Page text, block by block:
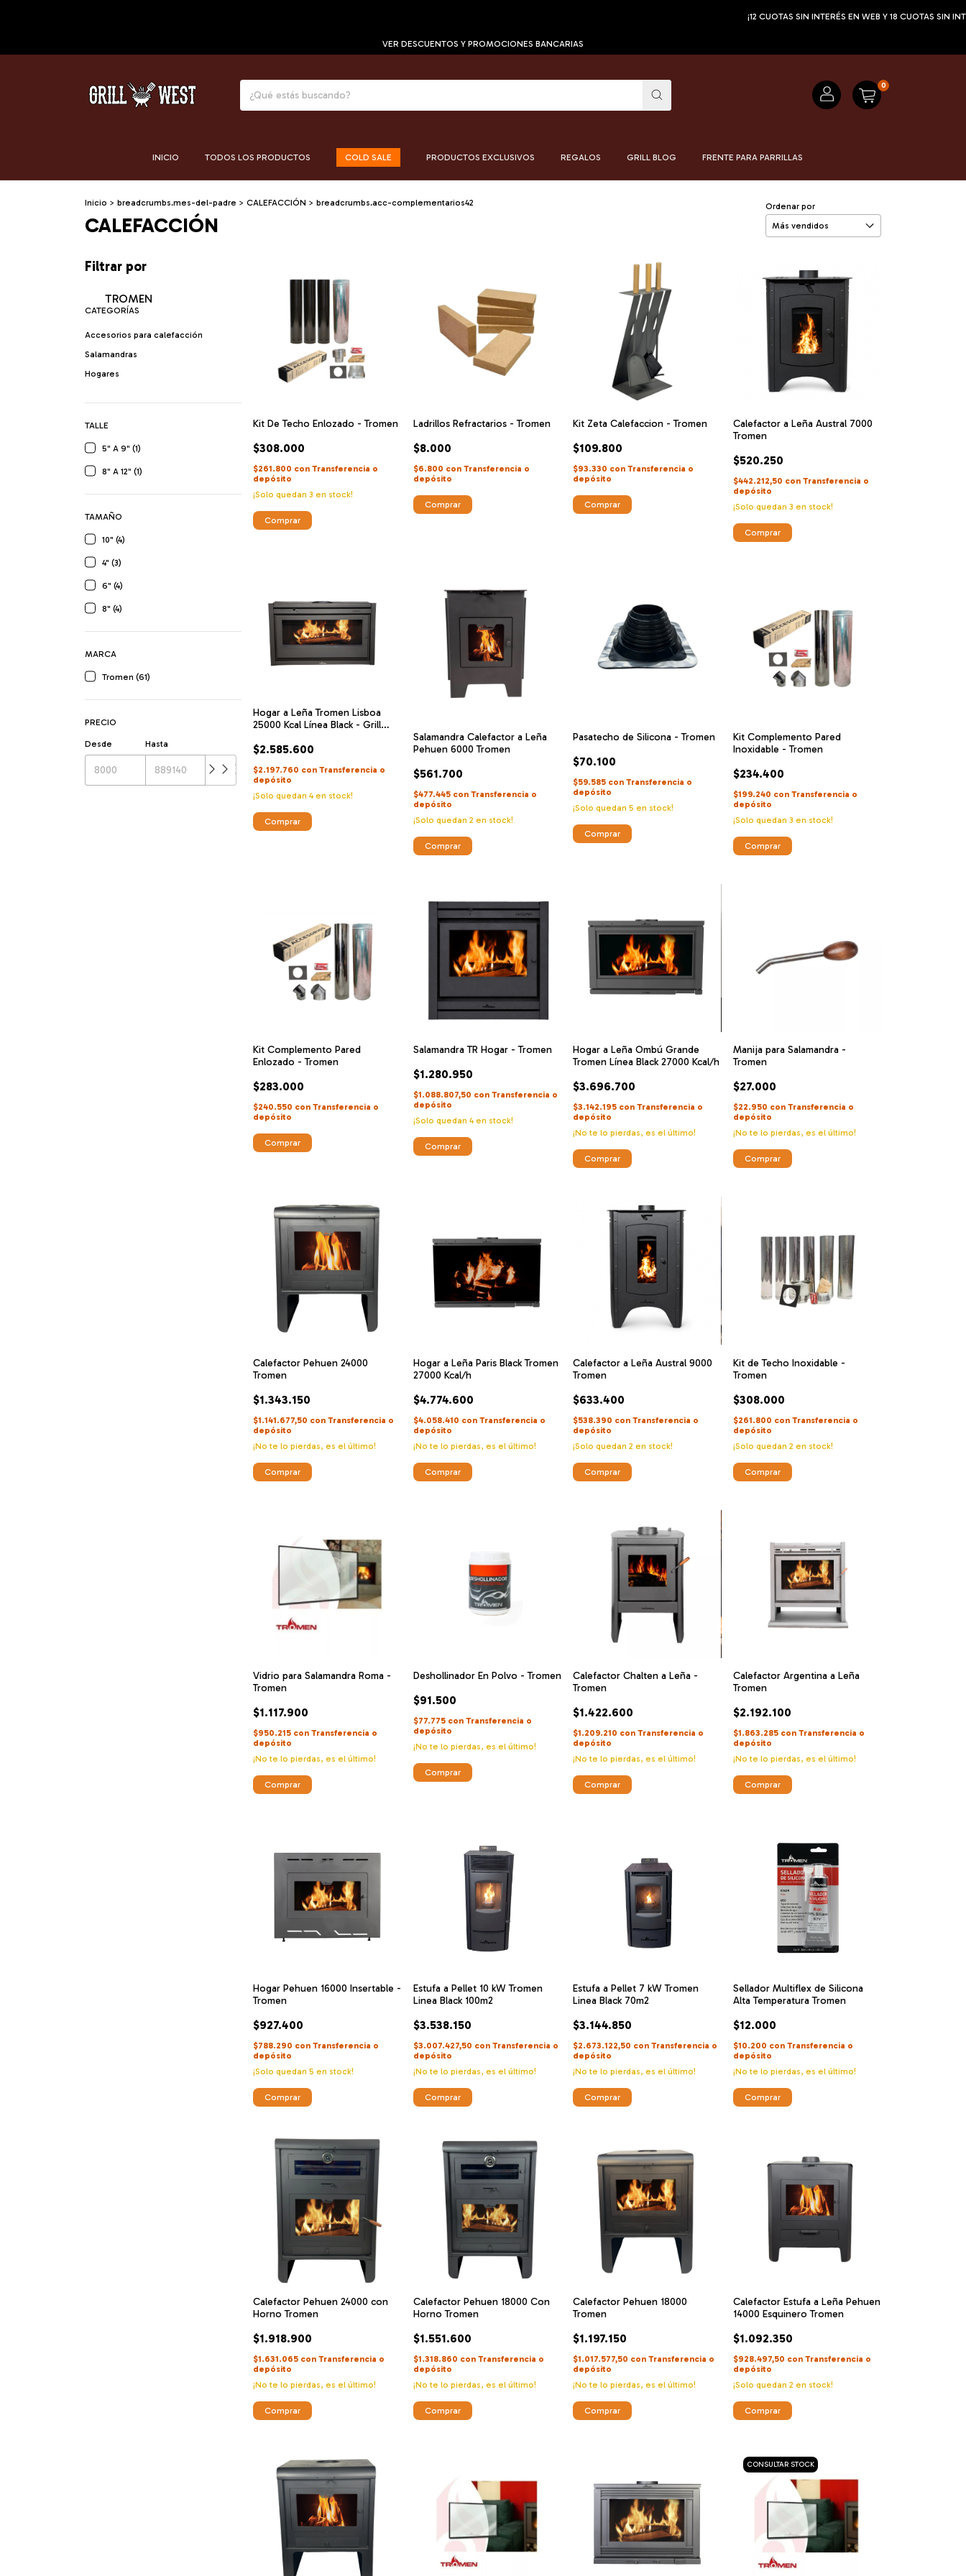
¡12 CUOTAS SIN INTERÉS EN WEB Y 18 CUOTAS SIN INTERÉS EN TIENDA!
VER DESCUENTOS Y PROMOCIONES BANCARIAS
0
INICIO TODOS LOS PRODUCTOS COLD SALE PRODUCTOS EXCLUSIVOS REGALOS GRILL BLOG FRENTE PARA PARRILLAS
Inicio > breadcrumbs.mes-del-padre > CALEFACCIÓN > breadcrumbs.acc-complementarios42
CALEFACCIÓN
Ordenar por
Filtrar por
TROMEN
CATEGORÍAS
Accesorios para calefacción
Salamandras
Hogares
TALLE
5" A 9" (1)
8" A 12" (1)
TAMAÑO
10" (4)
4" (3)
6" (4)
8" (4)
MARCA
Tromen (61)
PRECIO
Desde Hasta
Kit De Techo Enlozado - Tromen
$308.000
$261.800 con Transferencia o
depósito
¡Solo quedan3 en stock!
Comprar
Ladrillos Refractarios - Tromen
$8.000
$6.800 con Transferencia o
depósito
Kit Zeta Calefaccion - Tromen
$109.800
$93.330 con Transferencia o
depósito
Calefactor a Leña Austral 7000
Tromen
$520.250
$442.212,50 con Transferencia o
depósito
¡Solo quedan 3 en stock!
Hogar a Leña Tromen Lisboa
25000 Kcal Línea Black - Grill
$2.585.600
$2.197.760 con Transferencia o
depósito
¡Solo quedan4en stock!
Salamandra Calefactor a Leña
Pehuen 6000 Tromen
$561.700
$477.445 con Transferencia o
depósito
¡Solo quedan 2 en stock!
Pasatecho de Silicona - Tromen
$70.100
$59.585 con Transferencia o
depósito
¡Solo quedan5 en stock!
Comprar
Kit Complemento Pared
Inoxidable - Tromen
$234.400
$199.240 con Transferencia o
depósito
¡Solo quedan 3 en stock!
Comprar
Kit Complemento Pared
Enlozado - Tromen
$283.000
$240.550 con Transferencia o
depósito
Comprar
Salamandra TR Hogar - Tromen
$1.280.950
$1.088.807,50 con Transferencia o
depósito
¡Solo quedan 4en stock!
Hogar a Leña Ombú Grande
Tromen Línea Black 27000 Kcal/h
$3.696.700
$3.142.195 con Transferencia o
depósito
¡No te lo pierdas, es el último!
Manija para Salamandra -
Tromen
$27.000
$22.950 con Transferencia o
depósito
¡No te lo pierdas, es el último!
Calefactor Pehuen 24000
Tromen
$1.343.150
$1.141.677,50 con Transferencia o
depósito
¡No te lo pierdas, es el último!
Hogar a Leña Paris Black Tromen
27000 Kcal/h
$4.774.600
$4.058.410 con Transferencia o
depósito
¡No te lo pierdas, es el último!
Calefactor a Leña Austral 9000
Tromen
$633.400
$538.390 con Transferencia o
depósito
¡Solo quedan2 en stock!
Kit de Techo Inoxidable -
Tromen
$308.000
$261.800 con Transferencia o
depósito
¡Solo quedan 2 en stock!
Comprar
Vidrio para Salamandra Roma -
Tromen
$1.117.900
$950.215 con Transferencia o
depósito
¡No te lo pierdas, es el último!
Deshollinador En Polvo - Tromen
$91.500
$77.775 con Transferencia o
depósito
¡No te lo pierdas, es el último!
Calefactor Chalten a Leña -
Tromen
$1.422.600
$1.209.210 con Transferencia o
depósito
¡No te lo pierdas, es el último!
Calefactor Argentina a Leña
Tromen
$2.192.100
$1.863.285 con Transferencia o
depósito
¡No te lo pierdas, es el último!
Hogar Pehuen 16000 Insertable -
Tromen
$927.400
$788.290 con Transferencia o
depósito
¡Solo quedan5 en stock!
Estufa a Pellet 10 kW Tromen
Linea Black 100m2
$3.538.150
$3.007.427,50 con Transferencia o
depósito
¡No te lo pierdas, es el último!
Estufa a Pellet 7 kW Tromen
Linea Black 70m2
$3.144.850
$2.673.122,50 con Transferencia o
depósito
¡No te lo pierdas, es el último!
Sellador Multiflex de Silicona
Alta Temperatura Tromen
$12.000
$10.200 con Transferencia o
depósito
¡No te lo pierdas, es el último!
Calefactor Pehuen 24000 con
Horno Tromen
$1.918.900
$1.631.065 con Transferencia o
depósito
¡No te lo pierdas, es el último!
Calefactor Pehuen 18000 Con
Horno Tromen
$1.551.600
$1.318.860 con Transferencia o
depósito
¡No te lo pierdas, es el último!
Calefactor Pehuen 18000
Tromen
$1.197.150
$1.017.577,50 con Transferencia o
depósito
¡No te lo pierdas, es el último!
Calefactor Estufa a Leña Pehuen
14000 Esquinero Tromen
$1.092.350
$928.497,50 con Transferencia o
depósito
¡Solo quedan 2 en stock!